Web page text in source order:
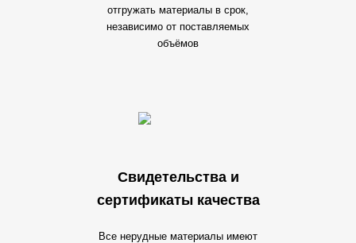
отгружать материалы в срок,
независимо от поставляемых
объёмов
Свидетельства и
сертификаты качества
Все нерудные материалы имеют